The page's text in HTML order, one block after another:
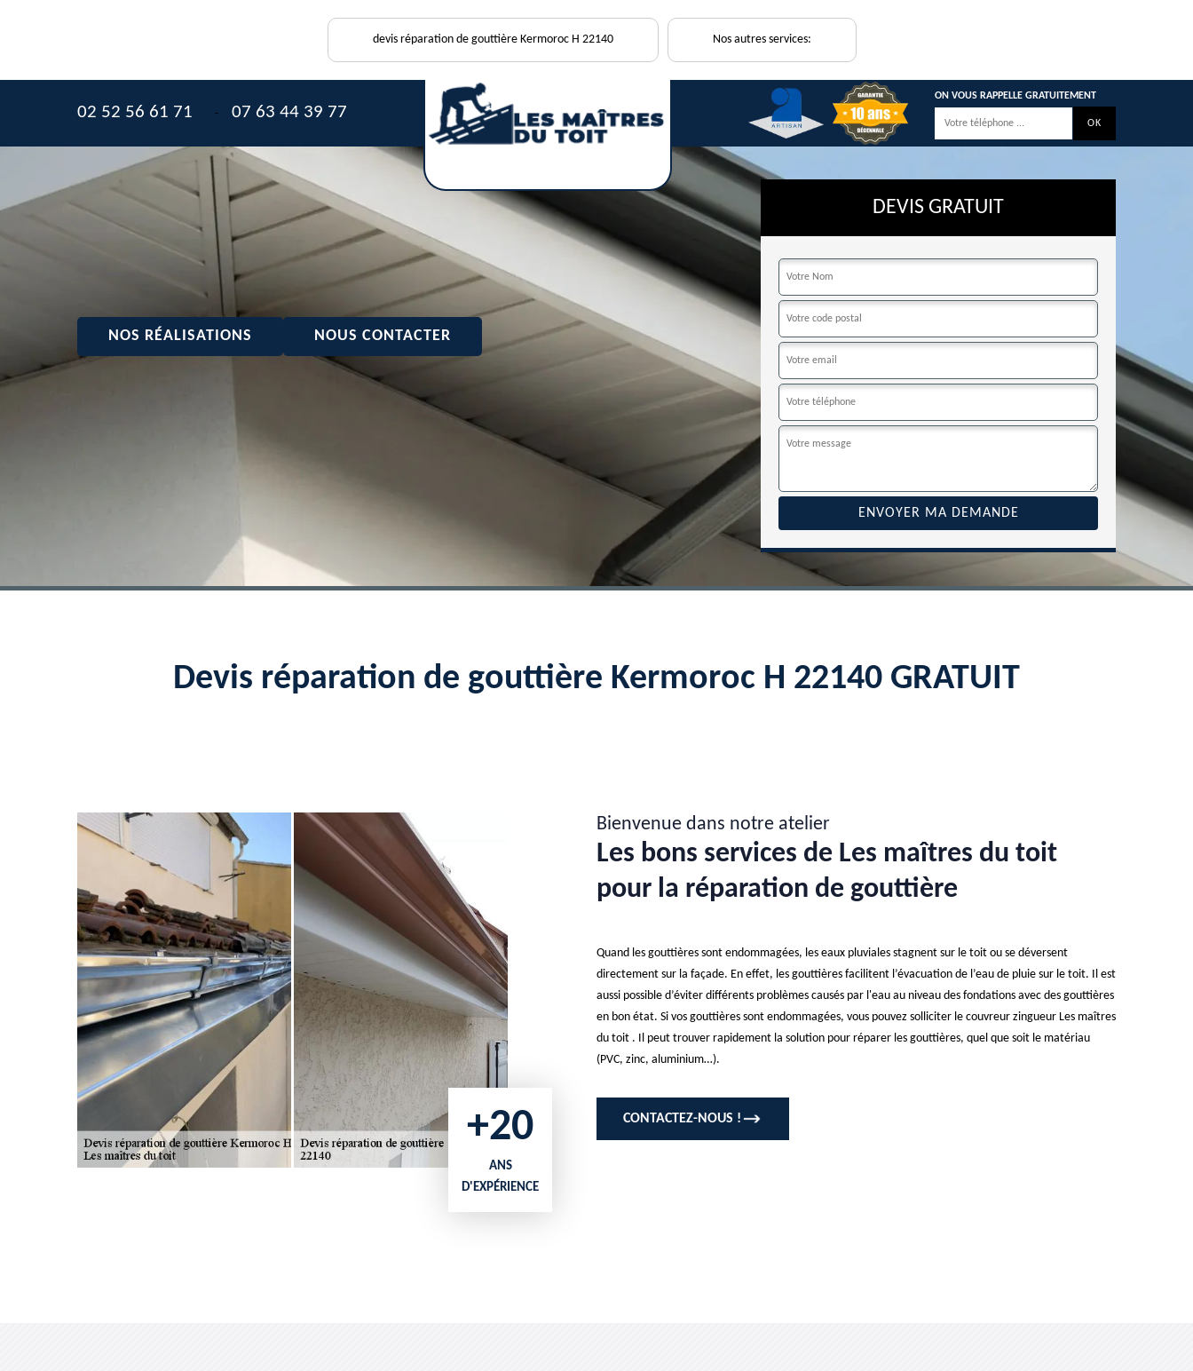
devis réparation de gouttière Kermoroc H 22140 Nos autres services:
02 52 56 61 71 - 07 63 44 39 77
ON VOUS RAPPELLE GRATUITEMENT
NOS RÉALISATIONS NOUS CONTACTER
DEVIS GRATUIT
Devis réparation de gouttière Kermoroc H 22140 GRATUIT
+20
ANS
D'EXPÉRIENCE
Bienvenue dans notre atelier
Les bons services de Les maîtres du toit
pour la réparation de gouttière
Quand les gouttières sont endommagées, les eaux pluviales stagnent sur le toit ou se déversent
directement sur la façade. En effet, les gouttières facilitent l’évacuation de l’eau de pluie sur le toit. Il est
aussi possible d’éviter différents problèmes causés par l'eau au niveau des fondations avec des gouttières
en bon état. Si vos gouttières sont endommagées, vous pouvez solliciter le couvreur zingueur Les maîtres
du toit . Il peut trouver rapidement la solution pour réparer les gouttières, quel que soit le matériau
(PVC, zinc, aluminium…).
CONTACTEZ-NOUS !